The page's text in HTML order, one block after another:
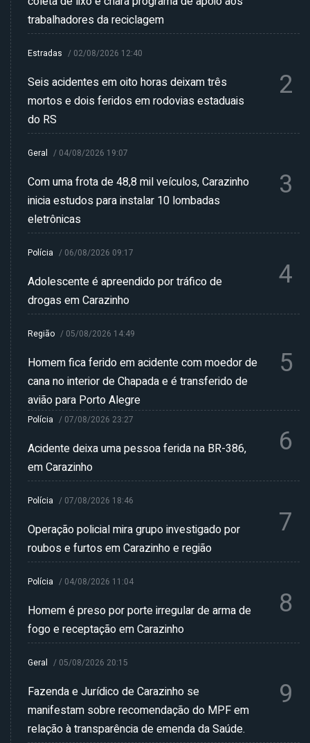
trabalhadores da reciclagem
Estradas / 02/08/2026 12:40
Seis acidentes em oito horas deixam três
mortos e dois feridos em rodovias estaduais
do RS
2
Geral / 04/08/2026 19:07
Com uma frota de 48,8 mil veículos, Carazinho
inicia estudos para instalar 10 lombadas
eletrônicas
3
Polícia / 06/08/2026 09:17
Adolescente é apreendido por tráfico de
drogas em Carazinho
4
Região / 05/08/2026 14:49
Homem fica ferido em acidente com moedor de
cana no interior de Chapada e é transferido de
avião para Porto Alegre
5
Polícia / 07/08/2026 23:27
Acidente deixa uma pessoa ferida na BR-386,
em Carazinho
6
Polícia / 07/08/2026 18:46
Operação policial mira grupo investigado por
roubos e furtos em Carazinho e região
7
Polícia / 04/08/2026 11:04
Homem é preso por porte irregular de arma de
fogo e receptação em Carazinho
8
Geral / 05/08/2026 20:15
Fazenda e Jurídico de Carazinho se
manifestam sobre recomendação do MPF em
relação à transparência de emenda da Saúde.
9